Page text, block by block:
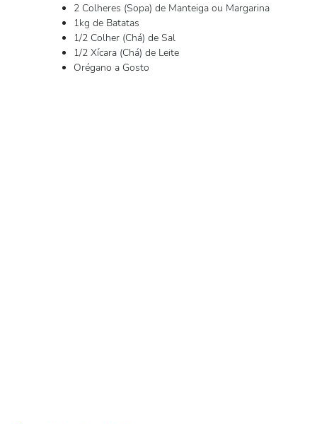
2 Colheres (Sopa) de Manteiga ou Margarina
1kg de Batatas
1/2 Colher (Chá) de Sal
1/2 Xícara (Chá) de Leite
Orégano a Gosto